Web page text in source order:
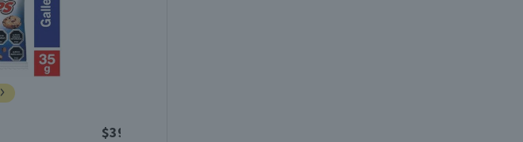
$3990